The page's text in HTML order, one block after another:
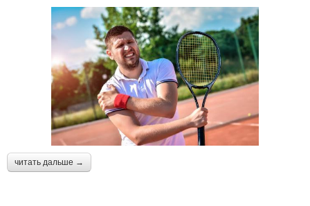
читать дальше →